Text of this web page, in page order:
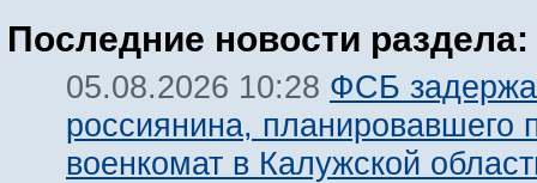
Последние новости раздела:
05.08.2026 10:28 ФСБ
россиянина, планировавшего
военкомат в Калужской